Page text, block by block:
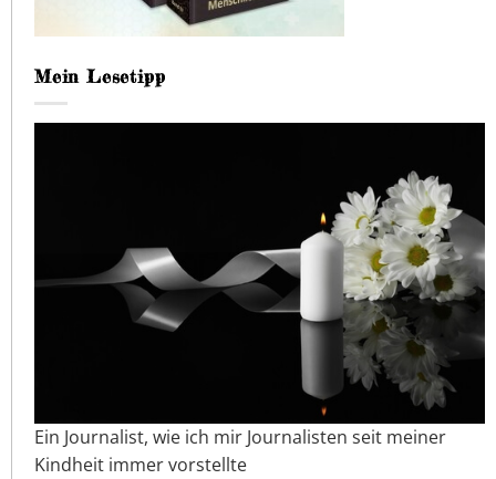
Mein Lesetipp
Ein Journalist, wie ich mir Journalisten seit meiner
Kindheit immer vorstellte